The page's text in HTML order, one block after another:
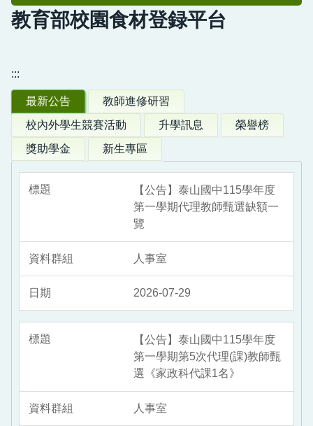
教育部校園食材登録平台
:::
最新公告
教師進修研習
校內外學生競賽活動
升學訊息
榮譽榜
獎助學金
新生專區
【公告】泰山國中115學年度
第一學期代理教師甄選缺額一
覽
人事室
2026-07-29
【公告】泰山國中115學年度
第一學期第5次代理(課)教師甄
選《家政科代課1名》
人事室